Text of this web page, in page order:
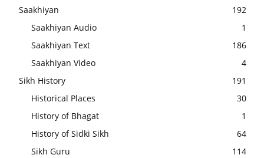
Saakhiyan
192
Saakhiyan Audio
1
Saakhiyan Text
186
Saakhiyan Video
4
Sikh History
191
Historical Places
30
History of Bhagat
1
History of Sidki Sikh
64
Sikh Guru
114